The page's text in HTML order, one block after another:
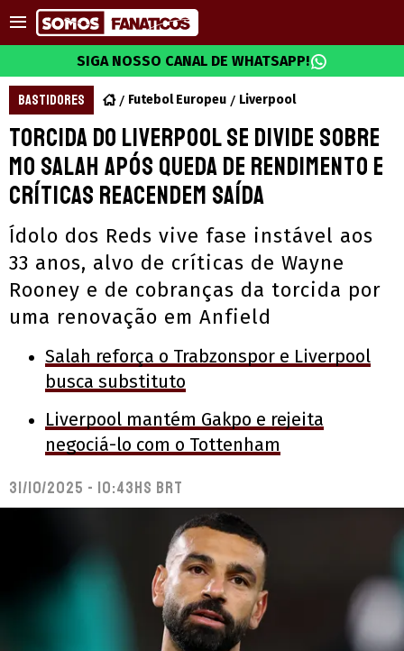
SIGA NOSSO CANAL DE WHATSAPP!
BASTIDORES Futebol Europeu Liverpool
Torcida do Liverpool se divide sobre
Mo Salah após queda de rendimento e
críticas reacendem saída
Ídolo dos Reds vive fase instável aos
33 anos, alvo de críticas de Wayne
Rooney e de cobranças da torcida por
uma renovação em Anfield
Salah reforça o Trabzonspor e Liverpool
busca substituto
Liverpool mantém Gakpo e rejeita
negociá-lo com o Tottenham
31/10/2025 - 10:43hs BRT